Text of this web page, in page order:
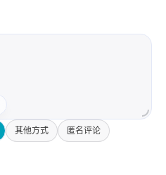
其他方式 匿名评论